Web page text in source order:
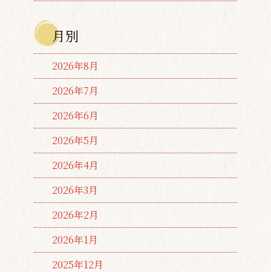
月別
2026年8月
2026年7月
2026年6月
2026年5月
2026年4月
2026年3月
2026年2月
2026年1月
2025年12月